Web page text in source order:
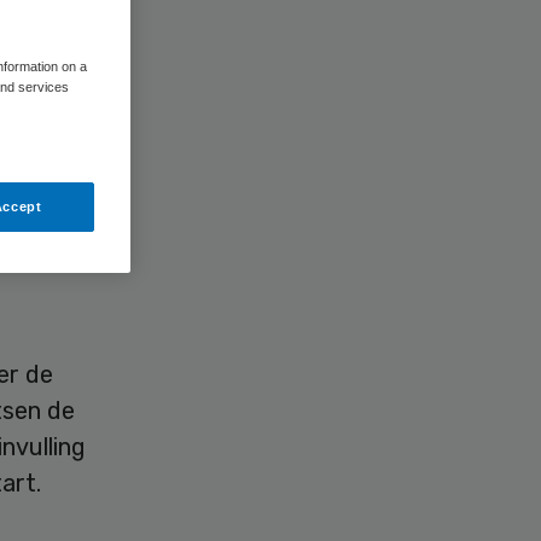
van
de
de
on a
services